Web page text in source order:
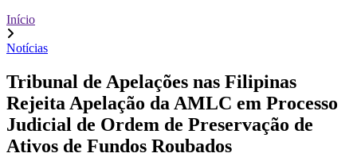
Início
Notícias
Tribunal de Apelações nas Filipinas
Rejeita Apelação da AMLC em Processo
Judicial de Ordem de Preservação de
Ativos de Fundos Roubados